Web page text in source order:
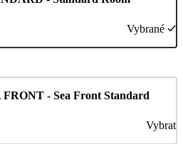
Vybrané
- Sea Front Standard
Vybrat